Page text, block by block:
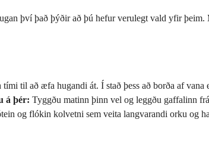
því það þýðir að þú hefur verulegt vald yfir
til að æfa hugandi át. Í stað þess að borða af
á þér: Tyggðu matinn þinn vel og leggðu gaffalinn
og flókin kolvetni sem veita langvarandi orku og